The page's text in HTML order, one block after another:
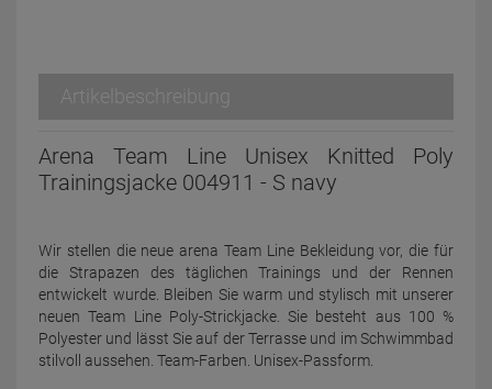
Artikelbeschreibung
Arena Team Line Unisex Knitted Poly
Trainingsjacke 004911 - S navy
Wir stellen die neue arena Team Line Bekleidung vor, die für
die Strapazen des täglichen Trainings und der Rennen
entwickelt wurde. Bleiben Sie warm und stylisch mit unserer
neuen Team Line Poly-Strickjacke. Sie besteht aus 100 %
Polyester und lässt Sie auf der Terrasse und im Schwimmbad
stilvoll aussehen. Team-Farben. Unisex-Passform.